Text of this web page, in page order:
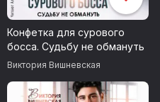
Конфетка для сурового
босса. Судьбу не обмануть
Виктория Вишневская